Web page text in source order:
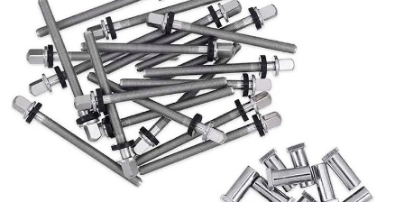
ドラム パーカッション
キーボード 電子ピアノ
その他楽器